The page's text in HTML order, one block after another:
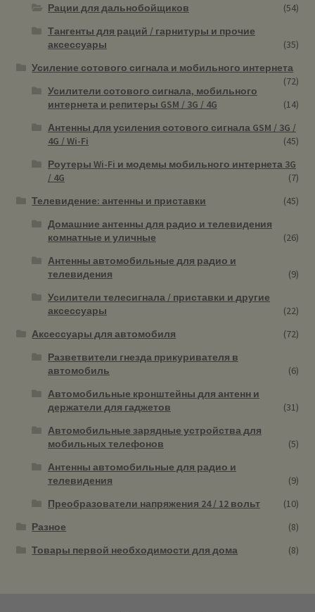
Рации для дальнобойщиков
(54)
Тангенты для раций / гарнитуры и прочие
аксессуары
(35)
Усиление сотового сигнала и мобильного интернета
(72)
Усилители сотового сигнала, мобильного
интернета и репитеры GSM / 3G / 4G
(14)
Антенны для усиления сотового сигнала GSM / 3G /
4G / Wi-Fi
(45)
Роутеры Wi-Fi и модемы мобильного интернета 3G
/ 4G
(7)
Телевидение: антенны и приставки
(45)
Домашние антенны для радио и телевидения
комнатные и уличные
(26)
Антенны автомобильные для радио и
телевидения
(9)
Усилители телесигнала / приставки и другие
аксессуары
(22)
Аксессуары для автомобиля
(72)
Разветвители гнезда прикуривателя в
автомобиль
(6)
Автомобильные кронштейны для антенн и
держатели для гаджетов
(31)
Автомобильные зарядные устройства для
мобильных телефонов
(5)
Антенны автомобильные для радио и
телевидения
(9)
Преобразователи напряжения 24 / 12 вольт
(10)
Разное
(8)
Товары первой необходимости для дома
(8)